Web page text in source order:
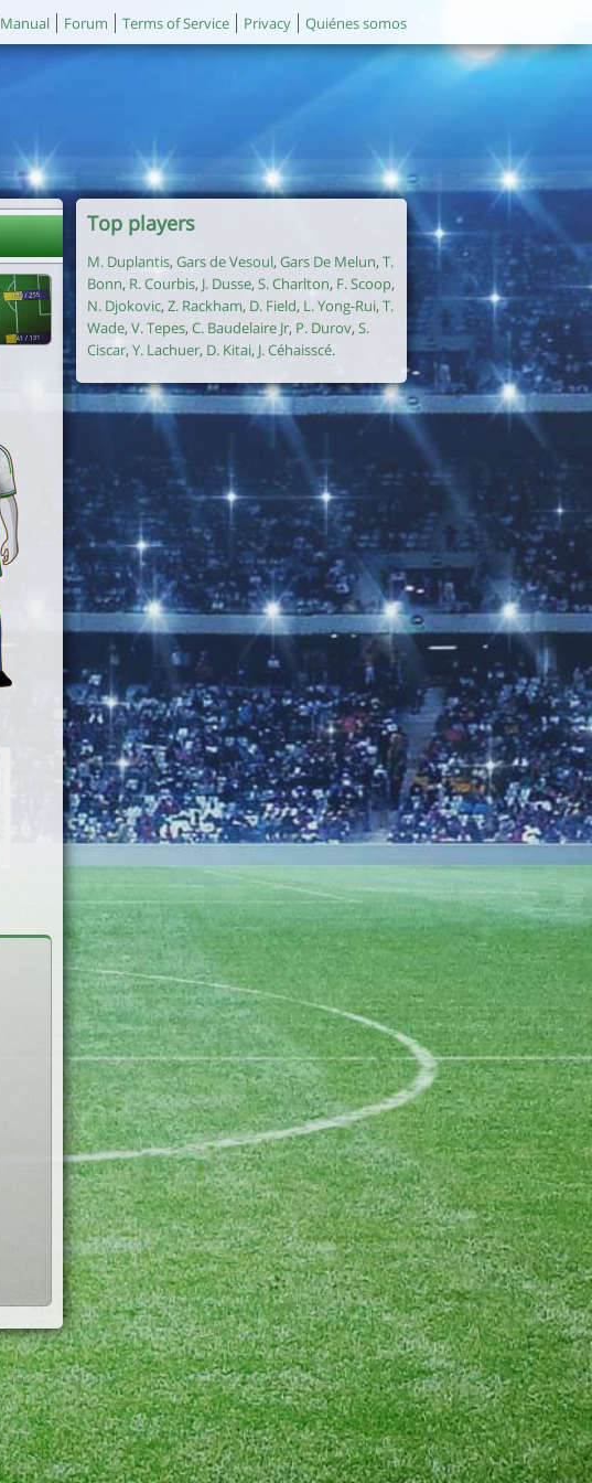
Manual Forum Terms of Service Privacy Quiénes somos
Top players
M. Duplantis, Gars de Vesoul, Gars De Melun, T.
Bonn, R. Courbis, J. Dusse, S. Charlton, F. Scoop,
N. Djokovic, Z. Rackham, D. Field, L. Yong-Rui, T.
Wade, V. Tepes, C. Baudelaire Jr, P. Durov, S.
Ciscar,Y. Lachuer, D. Kitai, J. Céhaisscé.